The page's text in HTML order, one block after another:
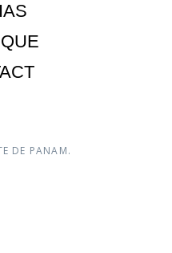
DE PANAM.